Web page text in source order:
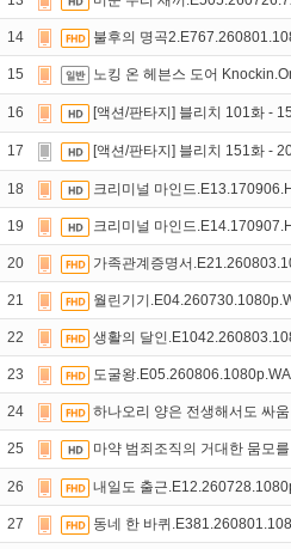
14 불후의 명곡
15 노킹 온 헤븐스 도어
16 [액션/판타지] 블리치 101화 -
17 [액션/판타지] 블리치 151화 -
18 크리미널 마인드
19 크리미널 마인드
20 가족관계증명서
21 월린기기
22 생활의 달인
23 도굴왕
24 하나오리 양은 전생해서도 싸
25 마약 범죄조직의 거대한 뭄모
26 내일도 출근
27 동네 한 바퀴